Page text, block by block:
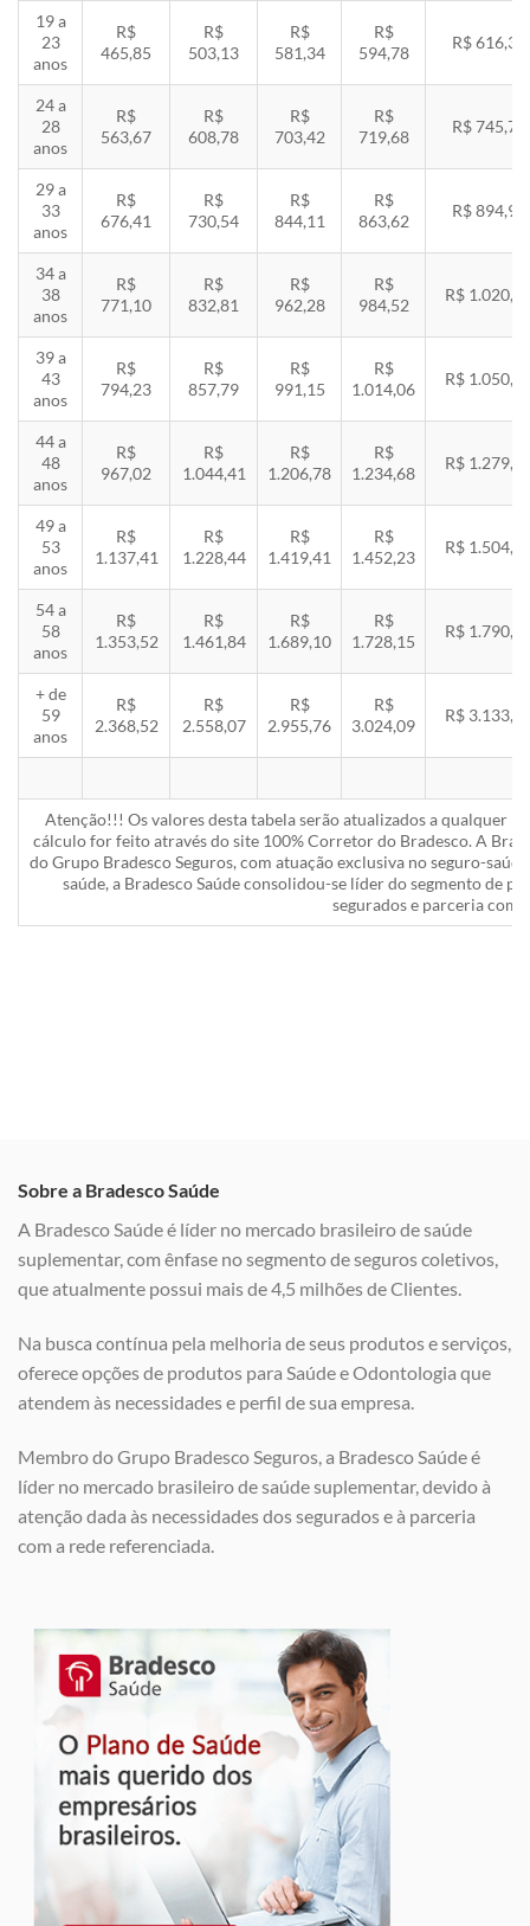
19 a
23
anos
R$
465,85
R$
503,13
R$
581,34
R$
594,78
R$ 616,35
24 a
28
anos
R$
563,67
R$
608,78
R$
703,42
R$
719,68
R$ 745,78
29 a
33
anos
R$
676,41
R$
730,54
R$
844,11
R$
863,62
R$ 894,94
34 a
38
anos
R$
771,10
R$
832,81
R$
962,28
R$
984,52
R$
39 a
43
anos
R$
794,23
R$
857,79
R$
991,15
R$
1.014,06
R$
44 a
48
anos
R$
967,02
R$
1.044,41
R$
1.206,78
R$
1.234,68
R$
49 a
53
anos
R$
1.137,41
R$
1.228,44
R$
1.419,41
R$
1.452,23
R$
54 a
58
anos
R$
1.353,52
R$
1.461,84
R$
1.689,10
R$
1.728,15
R$
+ de
59
anos
R$
2.368,52
R$
2.558,07
R$
2.955,76
R$
3.024,09
R$
Atenção!!! Os valores desta tabela serão atualizados a qualquer
cálculo for feito através do site 100% Corretor do Bradesco. A
do Grupo Bradesco Seguros, com atuação exclusiva no seguro-
saúde, a Bradesco Saúde consolidou-se líder do segmento de
segurados e parceria com
Sobre a Bradesco Saúde
A Bradesco Saúde é líder no mercado brasileiro de saúde
suplementar, com ênfase no segmento de seguros coletivos,
que atualmente possui mais de 4,5 milhões de Clientes.
Na busca contínua pela melhoria de seus produtos e serviços,
oferece opções de produtos para Saúde e Odontologia que
atendem às necessidades e perfil de sua empresa.
Membro do Grupo Bradesco Seguros, a Bradesco Saúde é
líder no mercado brasileiro de saúde suplementar, devido à
atenção dada às necessidades dos segurados e à parceria
com a rede referenciada.